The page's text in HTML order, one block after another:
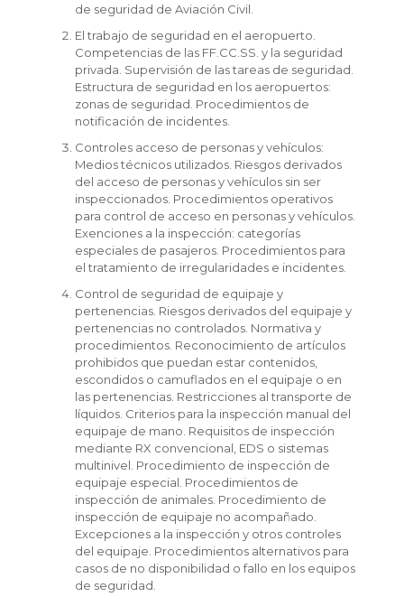
de seguridad de Aviación Civil.
El trabajo de seguridad en el aeropuerto.
Competencias de las FF.CC.SS. y la seguridad
privada. Supervisión de las tareas de seguridad.
Estructura de seguridad en los aeropuertos:
zonas de seguridad. Procedimientos de
notificación de incidentes.
Controles acceso de personas y vehículos:
Medios técnicos utilizados. Riesgos derivados
del acceso de personas y vehículos sin ser
inspeccionados. Procedimientos operativos
para control de acceso en personas y vehículos.
Exenciones a la inspección: categorías
especiales de pasajeros. Procedimientos para
el tratamiento de irregularidades e incidentes.
Control de seguridad de equipaje y
pertenencias. Riesgos derivados del equipaje y
pertenencias no controlados. Normativa y
procedimientos. Reconocimiento de artículos
prohibidos que puedan estar contenidos,
escondidos o camuflados en el equipaje o en
las pertenencias. Restricciones al transporte de
líquidos. Criterios para la inspección manual del
equipaje de mano. Requisitos de inspección
mediante RX convencional, EDS o sistemas
multinivel. Procedimiento de inspección de
equipaje especial. Procedimientos de
inspección de animales. Procedimiento de
inspección de equipaje no acompañado.
Excepciones a la inspección y otros controles
del equipaje. Procedimientos alternativos para
casos de no disponibilidad o fallo en los equipos
de seguridad.